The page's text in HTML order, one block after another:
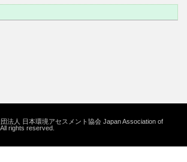
法人 日本環境アセスメント協会 Japan Association of
rights reserved.